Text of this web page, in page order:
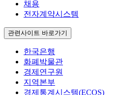
채용
전자계약시스템
관련사이트 바로가기
한국은행
화폐박물관
경제연구원
지역본부
경제통계시스템(ECOS)